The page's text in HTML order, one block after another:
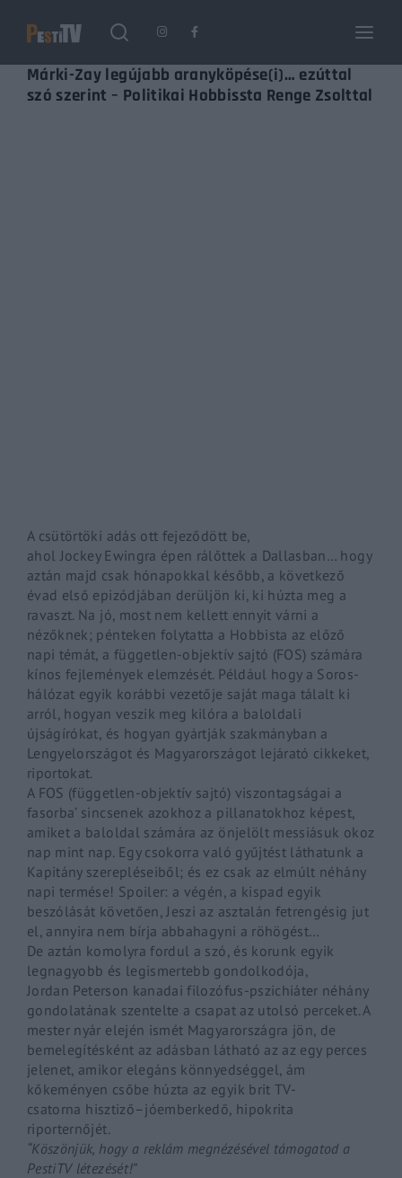
Márki-Zay legújabb aranyköpése(i)… ezúttal
szó szerint – Politikai Hobbissta Renge Zsolttal
A csütörtöki adás ott fejeződött be,
ahol Jockey Ewingra épen rálőttek a Dallasban… hogy
aztán majd csak hónapokkal később, a következő
évad első epizódjában derüljön ki, ki húzta meg a
ravaszt. Na jó, most nem kellett ennyit várni a
nézőknek; pénteken folytatta a Hobbista az előző
napi témát, a független-objektív sajtó (FOS) számára
kínos fejlemények elemzését. Például hogya Soros-
hálózat egyik korábbi vezetője saját maga tálalt ki
arról, hogyan veszik meg kilóra a baloldali
újságírókat, és hogyan gyártják szakmányban a
Lengyelországot és Magyarországot lejárató cikkeket,
riportokat.
A FOS (független-objektív sajtó) viszontagságai a
fasorba’ sincsenek azokhoz a pillanatokhoz képest,
amiket a baloldal számára az önjelölt messiásuk okoz
nap mint nap. Egy csokorra való gyűjtést láthatunk a
Kapitány szerepléseiből; és ez csak az elmúlt néhány
napi termése! Spoiler: a végén, a kispad egyik
beszólását követően, Jeszi az asztalán fetrengésig jut
el, annyira nem bírja abbahagyni a röhögést…
De aztán komolyra fordul a szó, és korunk egyik
legnagyobb és legismertebb gondolkodója,
Jordan Peterson kanadai filozófus-pszichiáter néhány
gondolatának szentelte a csapat az utolsó perceket. A
mester nyár elején ismét Magyarországra jön, de
bemelegítésként az adásban látható az az egy perces
jelenet, amikor elegáns könnyedséggel, ám
kőkeményen csőbe húzta az egyik brit TV-
csatorna hisztiző–jóemberkedő , hipokrita
riporternőjét.
“Köszönjük, hogy a reklám megnézésével támogatod a
PestiTV létezését!”
Login Register